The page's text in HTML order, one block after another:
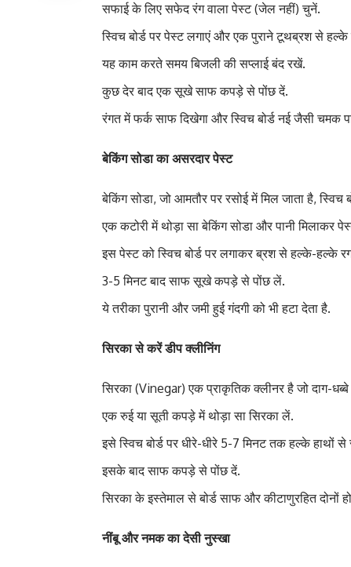
सफाई के लिए सफेद रंग वाला पेस्ट (जेल नहीं) चुनें.
स्विच बोर्ड पर पेस्ट लगाएं और एक पुराने टूथब्रश से हल्के
यह काम करते समय बिजली की सप्लाई बंद रखें.
कुछ देर बाद एक सूखे साफ कपड़े से पोंछ दें.
रंगत में फर्क साफ दिखेगा और स्विच बोर्ड नई जैसी चमक
बेकिंग सोडा का असरदार पेस्ट
बेकिंग सोडा, जो आमतौर पर रसोई में मिल जाता है, स्विच
एक कटोरी में थोड़ा सा बेकिंग सोडा और पानी मिलाकर
इस पेस्ट को स्विच बोर्ड पर लगाकर ब्रश से हल्के-हल्के
3-5 मिनट बाद साफ सूखे कपड़े से पोंछ लें.
ये तरीका पुरानी और जमी हुई गंदगी को भी हटा देता है.
सिरका से करें डीप क्लीनिंग
सिरका (Vinegar) एक प्राकृतिक क्लीनर है जो दाग-धब्बे
एक रुई या सूती कपड़े में थोड़ा सा सिरका लें.
इसे स्विच बोर्ड पर धीरे-धीरे 5-7 मिनट तक हल्के हाथों से
इसके बाद साफ कपड़े से पोंछ दें.
सिरका के इस्तेमाल से बोर्ड साफ और कीटाणुरहित दोनों
नींबू और नमक का देसी नुस्खा